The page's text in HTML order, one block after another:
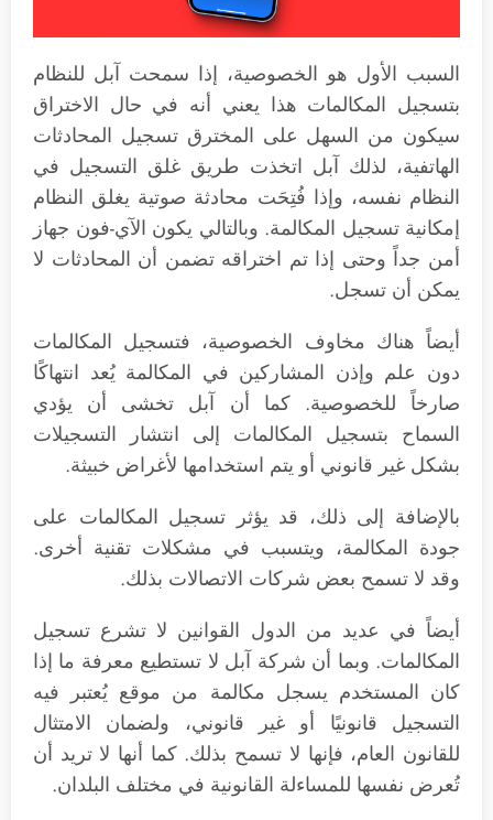
السبب الأول هو الخصوصية، إذا سمحت آبل للنظام
بتسجيل المكالمات هذا يعني أنه في حال الاختراق
سيكون من السهل على المخترق تسجيل المحادثات
الهاتفية، لذلك آبل اتخذت طريق غلق التسجيل في
النظام نفسه، وإذا فُتِحَت محادثة صوتية يغلق النظام
إمكانية تسجيل المكالمة. وبالتالي يكون الآي-فون جهاز
أمن جداً وحتى إذا تم اختراقه تضمن أن المحادثات لا
يمكن أن تسجل.
أيضاً هناك مخاوف الخصوصية، فتسجيل المكالمات
دون علم وإذن المشاركين في المكالمة يُعد انتهاكًا
صارخاً للخصوصية. كما أن آبل تخشى أن يؤدي
السماح بتسجيل المكالمات إلى انتشار التسجيلات
بشكل غير قانوني أو يتم استخدامها لأغراض خبيثة.
بالإضافة إلى ذلك، قد يؤثر تسجيل المكالمات على
جودة المكالمة، ويتسبب في مشكلات تقنية أخرى.
وقد لا تسمح بعض شركات الاتصالات بذلك.
أيضاً في عديد من الدول القوانين لا تشرع تسجيل
المكالمات. وبما أن شركة آبل لا تستطيع معرفة ما إذا
كان المستخدم يسجل مكالمة من موقع يُعتبر فيه
التسجيل قانونيًا أو غير قانوني، ولضمان الامتثال
للقانون العام، فإنها لا تسمح بذلك. كما أنها لا تريد أن
تُعرض نفسها للمساءلة القانونية في مختلف البلدان.